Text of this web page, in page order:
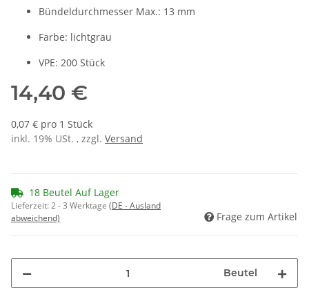
Bündeldurchmesser Max.: 13 mm
Farbe: lichtgrau
VPE: 200 Stück
14,40 €
0,07 € pro 1 Stück
inkl. 19% USt. , zzgl. Versand
18 Beutel Auf Lager
Lieferzeit:2 - 3 Werktage (DE - Ausland
abweichend)
Frage zum Artikel
Beutel